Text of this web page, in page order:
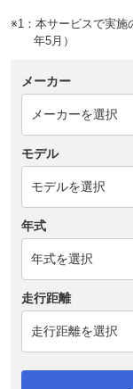
※1：本サービスで実施
年5月）
メーカー
モデル
年式
走行距離